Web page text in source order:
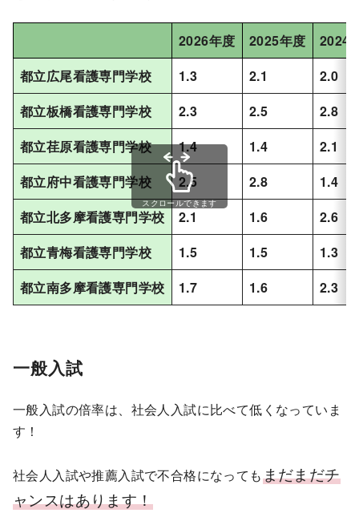
2026年度 2025年度
2024
都立広尾看護専門学校
1.3 2.1
2.0
都立板橋看護専門学校
2.3 2.5
2.8
都立荏原看護専門学校
1.4 1.4
2.1
都立府中看護専門学校
2.5 2.8
1.4
都立北多摩看護専門学校
2.1 1.6
2.6
都立青梅看護専門学校
1.5 1.5
1.3
都立南多摩看護専門学校
1.7 1.6 2.3
スクロールできます
一般入試
一般入試の倍率は、社会人入試に比べて低くなっていま
す！
社会人入試や推薦入試で不合格になってもまだまだチ
ャンスはあります！